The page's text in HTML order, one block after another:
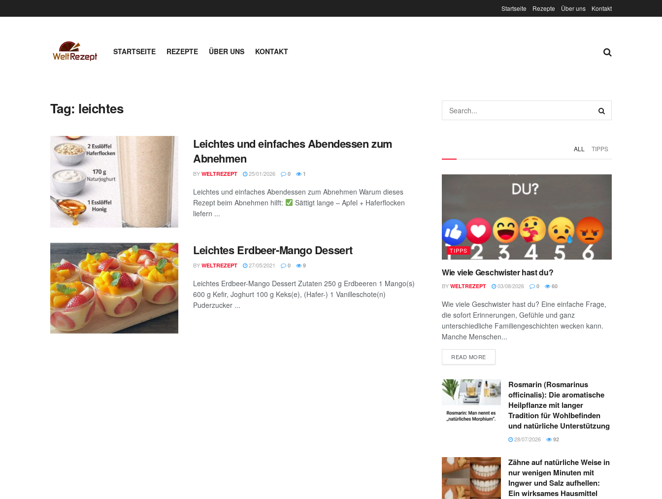
Startseite Rezepte Über uns Kontakt
STARTSEITE REZEPTE ÜBER UNS KONTAKT
Tag: leichtes
Leichtes und einfaches Abendessen zum
Abnehmen
BY WELTREZEPT 25/01/2026 0 1
Leichtes und einfaches Abendessen zum Abnehmen Warum dieses
Rezept beim Abnehmen hilft:
Sättigt lange – Apfel + Haferflocken
liefern ...
Leichtes Erdbeer-Mango Dessert
BY WELTREZEPT 27/05/2021 0 9
Leichtes Erdbeer-Mango Dessert Zutaten 250 g Erdbeeren 1 Mango(s)
600 g Kefir, Joghurt 100 g Keks(e), (Hafer-) 1 Vanilleschote(n)
Puderzucker ...
ALL TIPPS
TIPPS
Wie viele Geschwister hast du?
BY WELTREZEPT 03/08/2026 0 60
Wie viele Geschwister hast du? Eine einfache Frage,
die sofort Erinnerungen, Gefühle und ganz
unterschiedliche Familiengeschichten wecken kann.
Manche Menschen...
READ MORE
Rosmarin (Rosmarinus
officinalis): Die aromatische
Heilpflanze mit langer
Tradition für Wohlbefinden
und natürliche Unterstützung
28/07/2026 92
Zähne auf natürliche Weise in
nur wenigen Minuten mit
Ingwer und Salz aufhellen:
Ein wirksames Hausmittel